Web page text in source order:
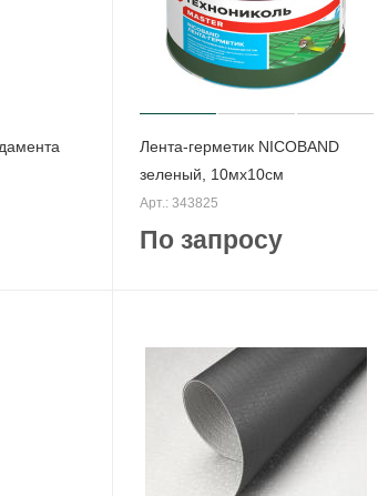
Лента-герметик NICOBAND
зеленый, 10мх10см
Арт.: 343825
По запросу